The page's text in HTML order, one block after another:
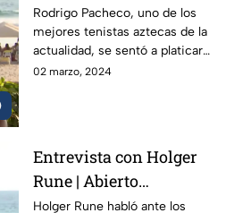
Mexicano de Tenis
Rodrigo Pacheco, uno de los
mejores tenistas aztecas de la
actualidad, se sentó a platicar
con TV Azteca previo al
02 marzo, 2024
Entrevista con Holger
Rune | Abierto
Mexicano de Tenis
Holger Rune habló ante los